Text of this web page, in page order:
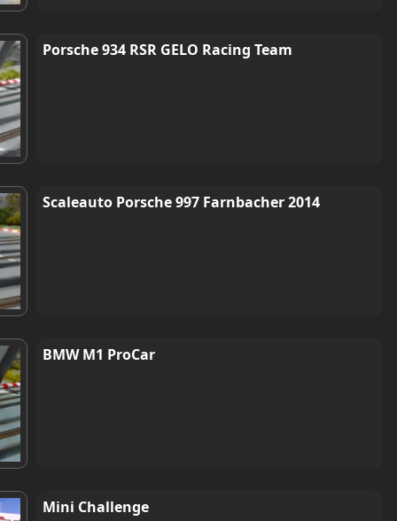
Porsche 934 RSR GELO Racing Team
Scaleauto Porsche 997 Farnbacher 2014
BMW M1 ProCar
Mini Challenge